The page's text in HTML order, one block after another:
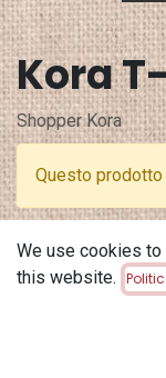
Kora
Shopper Kora
Questo
Terms and
Garanzia di
Spedizione: 2-3
We use cookies
this website.